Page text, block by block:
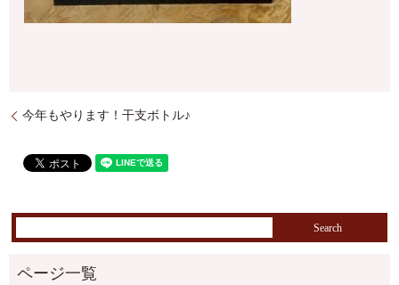
今年もやります！干支ボトル♪